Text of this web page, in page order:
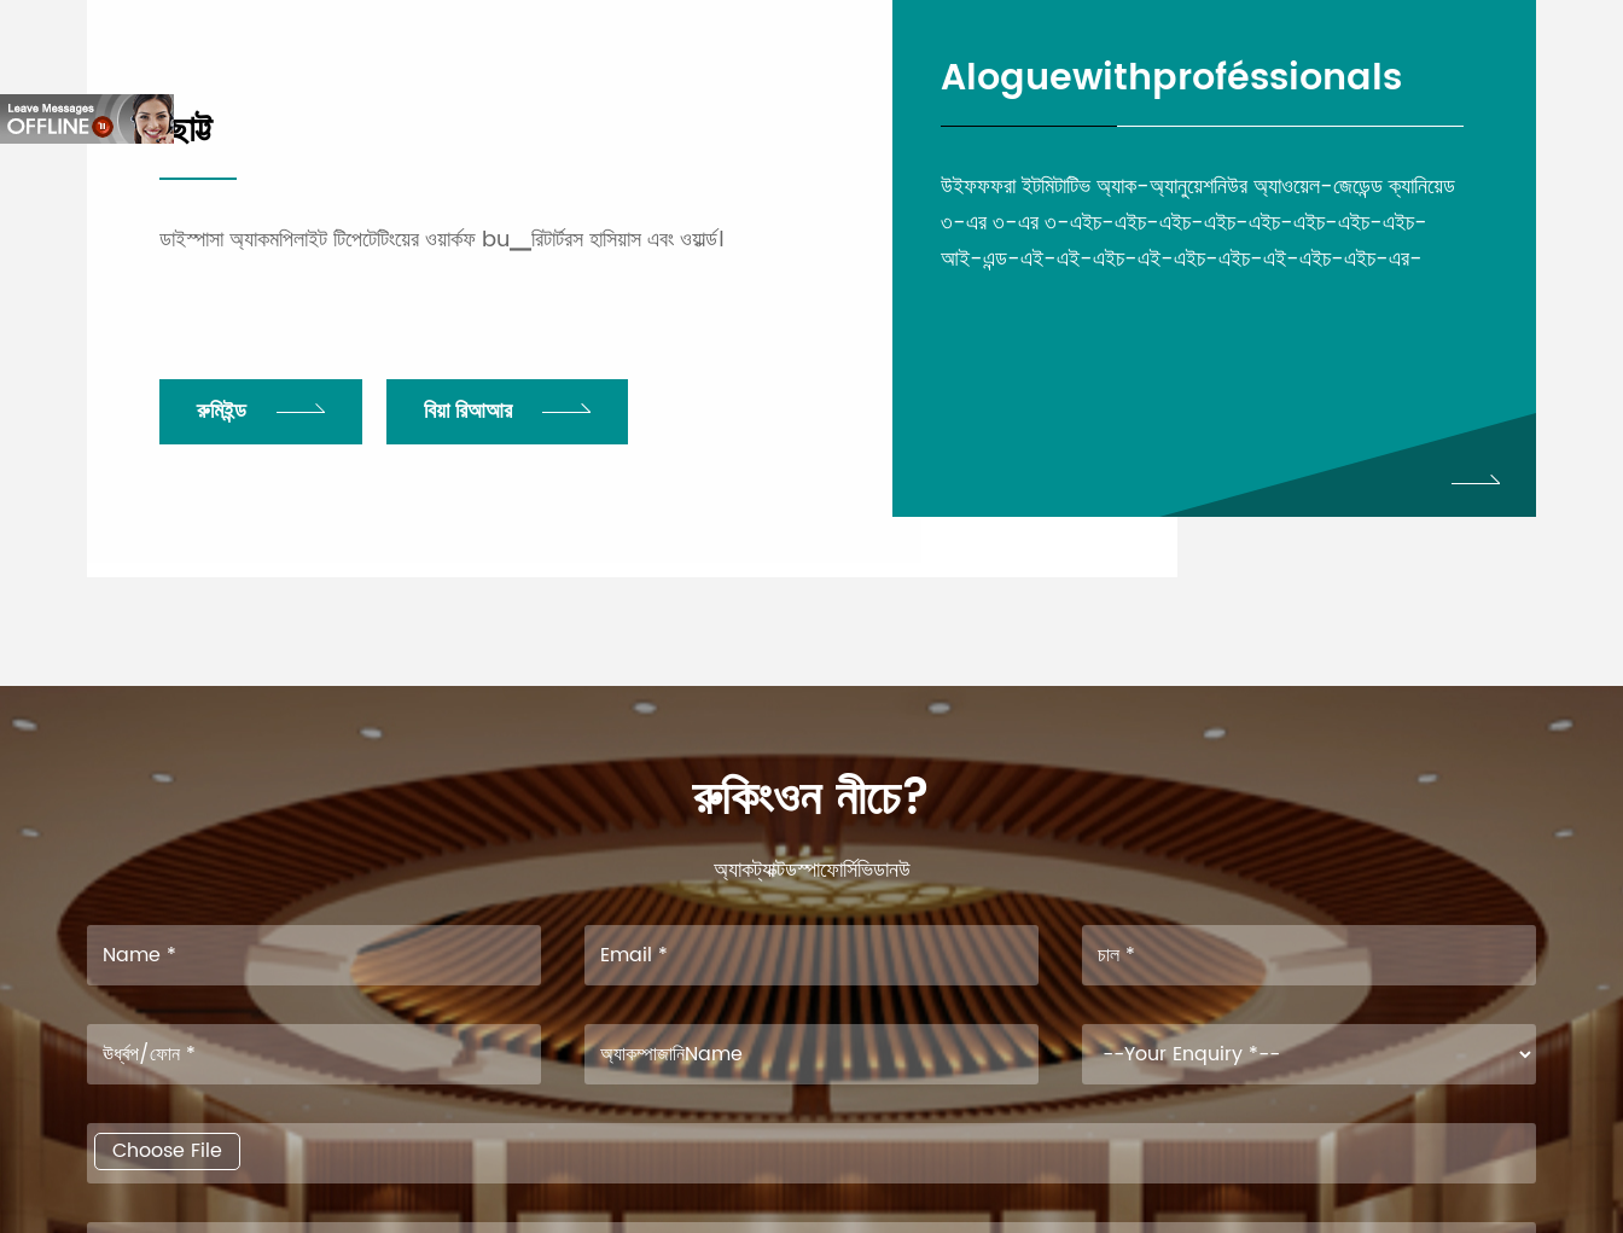
ছোট্ট
ডাইস্পাসা অ্যাকমপিলাইট টিপেটেটিংয়ের ওয়ার্কফ bu▁রিটার্টরস হাসিয়াস এবং ওয়ার্ল্ড।
রুমিইন্ড বিয়া রিআআর
Aloguewithproféssionals
উইফফফরা ইটমিটাটিভ অ্যাক-অ্যানুয়েশনিউর অ্যাওয়েল-জেডেন্ড ক্যানিয়েড
৩-এর ৩-এর ৩-এইচ-এইচ-এইচ-এইচ-এইচ-এইচ-এইচ-এইচ-
আই-এন্ড-এই-এই-এইচ-এই-এইচ-এইচ-এই-এইচ-এইচ-এর-
রুকিংওন নীচে?
অ্যাকট্যাক্টডস্পাফোর্সিভিডানউ
Choose File